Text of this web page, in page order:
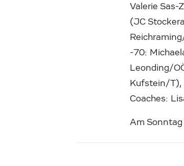
Valerie Sas-
(JC
-70:
Leonding/
Kufstein/T),
Coaches:
Am